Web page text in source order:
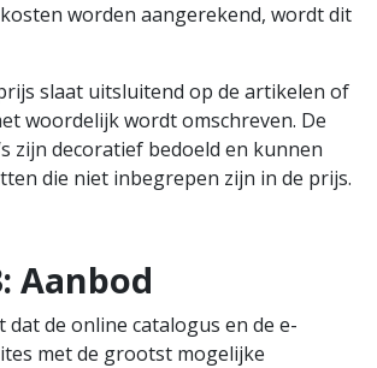
worden aangerekend, wordt dit
slaat uitsluitend op de artikelen of
woordelijk wordt omschreven. De
zijn decoratief bedoeld en kunnen
die niet inbegrepen zijn in de prijs.
Aanbod
dat de online catalogus en de e-
met de grootst mogelijke